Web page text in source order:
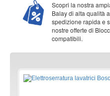
Scopri la nostra
Balay di alta qualità
spedizione rapida e
nostre offerte di
compatibili.